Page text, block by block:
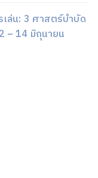
ล่น: 3 ศาสตร์บำบัด
– 14 มิถุนายน